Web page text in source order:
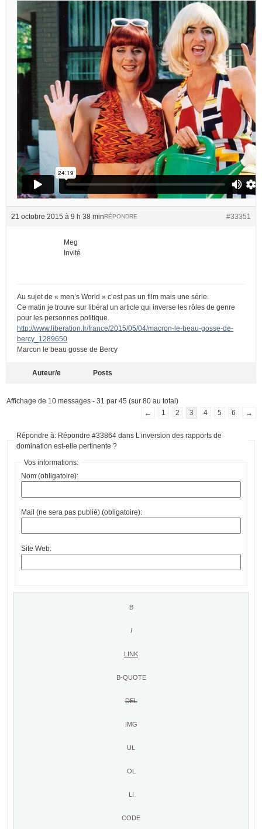
21 octobre 2015 à 9 h 38 min #33351
RÉPONDRE
Meg
Invité
Au sujet de « men’s World » c’est pas un film mais une série.
Ce matin je trouve sur libéral un article qui inverse les rôles de genre
pour les personnes politique.
http://www.liberation.fr/france/2015/05/04/macron-le-beau-gosse-de-
bercy_1289650
Marcon le beau gosse de Bercy
Auteur/e Posts
Affichage de 10 messages - 31 par 45 (sur 80 au total)
←
1 2 3 4 5 6 →
Répondre à: Répondre #33864 dans L’inversion des rapports de
domination est-elle pertinente ?
Vos informations:
Nom (obligatoire):
Mail (ne sera pas publié) (obligatoire):
Site Web: